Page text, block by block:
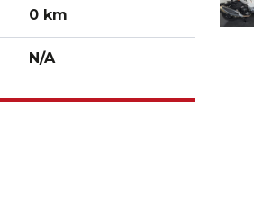
0 km
N/A